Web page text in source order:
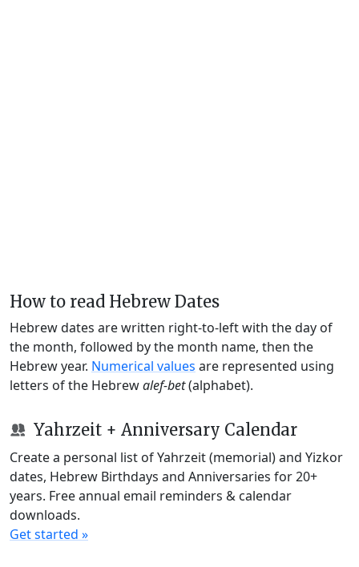
How to read Hebrew Dates
Hebrew dates are written right-to-left with the day of
the month, followed by the month name, then the
Hebrew year. Numerical values are represented using
letters of the Hebrewalef-bet(alphabet).
Yahrzeit + Anniversary Calendar
Create a personal list of Yahrzeit (memorial) and Yizkor
dates, Hebrew Birthdays and Anniversaries for 20+
years. Free annual email reminders & calendar
downloads.
Get started »